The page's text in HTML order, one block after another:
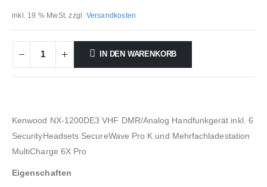
war:
2.334,66 €
ist:
2.149,00 €.
inkl. 19 % MwSt. zzgl. Versandkosten
IN DEN WARENKORB
Kenwood NX-1200DE3 VHF DMR/Analog Handfunkgerät inkl. 6
SecurityHeadsets SecureWave Pro K und Mehrfachladestation
MultiCharge 6X Pro
Eigenschaften